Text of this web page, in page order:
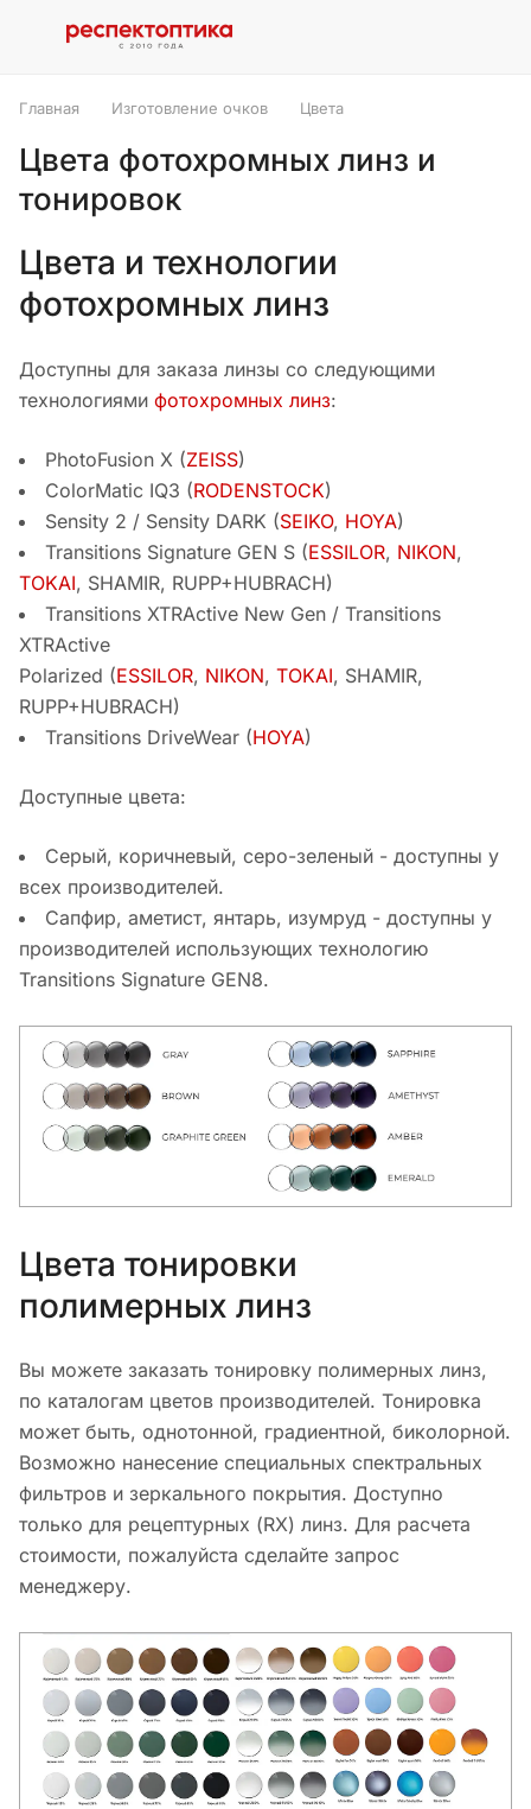
Главная Изготовление очков Цвета
Цвета фотохромных линз и
тонировок
Цвета и технологии
фотохромных линз
Доступны для заказа линзы со следующими
технологиями фотохромных линз:
PhotoFusion X (ZEISS)
ColorMatic IQ3 (RODENSTOCK)
Sensity 2 / Sensity DARK (SEIKO, HOYA)
Transitions Signature GEN S (ESSILOR, NIKON,
TOKAI, SHAMIR, RUPP+HUBRACH)
Transitions XTRActive New Gen / Transitions
XTRActive
Polarized (ESSILOR, NIKON, TOKAI, SHAMIR,
RUPP+HUBRACH)
Transitions DriveWear (HOYA)
Доступные цвета:
Серый, коричневый, серо-зеленый - доступны у
всех производителей.
Сапфир, аметист, янтарь, изумруд - доступны у
производителей использующих технологию
Transitions Signature GEN8.
Цвета тонировки
полимерных линз
Вы можете заказать тонировку полимерных линз,
по каталогам цветов производителей. Тонировка
может быть, однотонной, градиентной, биколорной.
Возможно нанесение специальных спектральных
фильтров и зеркального покрытия. Доступно
только для рецептурных (RX) линз. Для расчета
стоимости, пожалуйста сделайте запрос
менеджеру.